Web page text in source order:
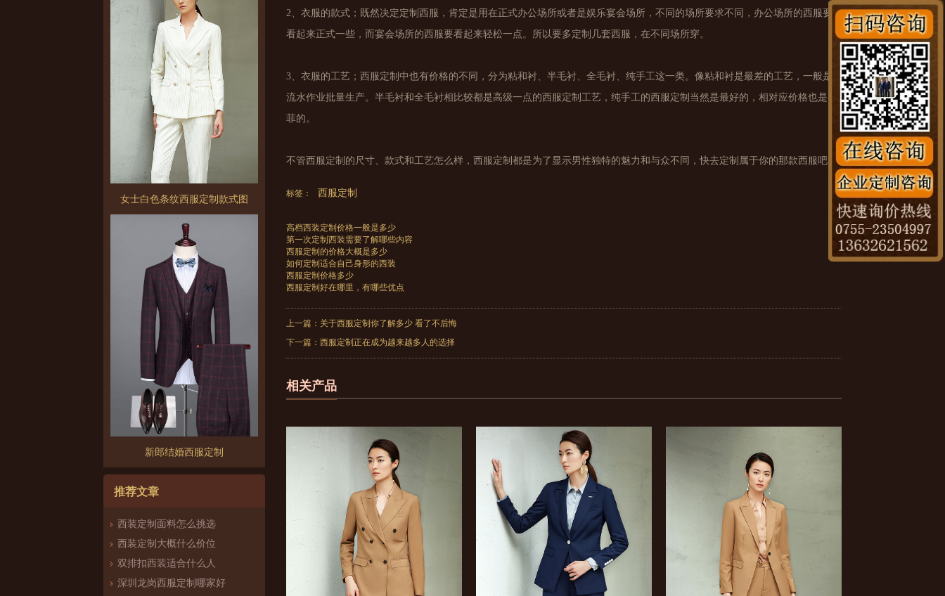
女士白色条纹西服定制款式图
新郎结婚西服定制
推荐文章
西装定制面料怎么挑选
西装定制大概什么价位
双排扣西装适合什么人
深圳龙岗西服定制哪家好
2、衣服的款式；既然决定定制西服，肯定是用在正式办公场所或者是娱乐宴会场所，不同的场所要求不同，办公场所的西服要
看起来正式一些，而宴会场所的西服要看起来轻松一点。所以要多定制几套西服，在不同场所穿。
3、衣服的工艺；西服定制中也有价格的不同，分为粘和衬、半毛衬、全毛衬、纯手工这一类。像粘和衬是最差的工艺，一般是
流水作业批量生产。半毛衬和全毛衬相比较都是高级一点的西服定制工艺，纯手工的西服定制当然是最好的，相对应价格也是不
菲的。
不管西服定制的尺寸、款式和工艺怎么样，西服定制都是为了显示男性独特的魅力和与众不同，快去定制属于你的那款西服吧。
标签： 西服定制
高档西装定制价格一般是多少
第一次定制西装需要了解哪些内容
西服定制的价格大概是多少
如何定制适合自己身形的西装
西服定制价格多少
西服定制好在哪里，有哪些优点
上一篇： 关于西服定制你了解多少 看了不后悔
下一篇： 西服定制正在成为越来越多人的选择
相关产品